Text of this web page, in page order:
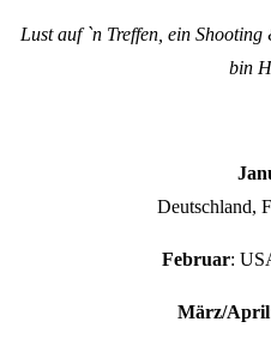
Lust auf `n Treffen, ein
bin
Deutschland,
Februar:
März/April